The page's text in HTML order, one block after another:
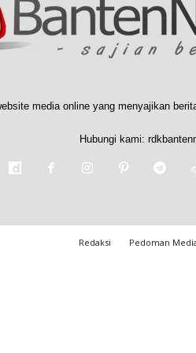
media online yang menyajikan
Hubungi kami:
Redaksi Pedoman